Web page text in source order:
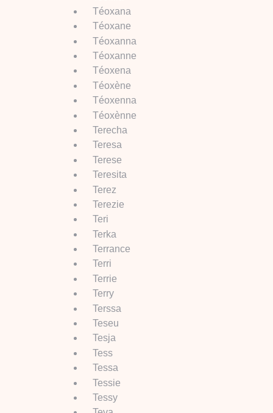
Téoxana
Téoxane
Téoxanna
Téoxanne
Téoxena
Téoxène
Téoxenna
Téoxènne
Terecha
Teresa
Terese
Teresita
Terez
Terezie
Teri
Terka
Terrance
Terri
Terrie
Terry
Terssa
Teseu
Tesja
Tess
Tessa
Tessie
Tessy